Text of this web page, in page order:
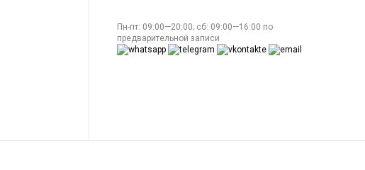
Пн-пт: 09:00—20:00; сб: 09:00—16:00 по
предварительной записи